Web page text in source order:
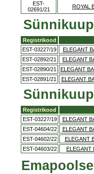
EST-
02691/21
ROYAL
Registrikood
EST-03227/19
ELEGANT
EST-02892/21
ELEGANT
EST-02890/21
ELEGANT
EST-02891/21
ELEGANT
Registrikood
EST-03227/19
ELEGANT
EST-04604/22
ELEGANT
EST-04602/22
ELEGANT
EST-04603/22
ELEGANT